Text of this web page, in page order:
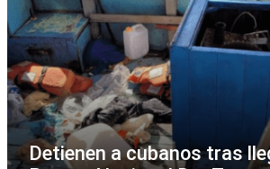
Detienen a cubanos tras